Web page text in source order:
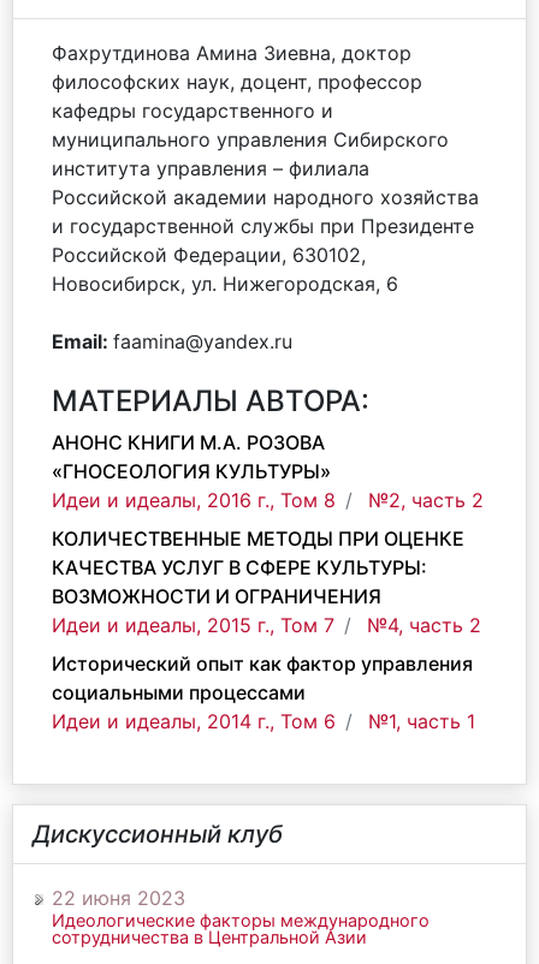
Фахрутдинова Амина Зиевна, доктор
философских наук, доцент, профессор
кафедры государственного и
муниципального управления Сибирского
института управления – филиала
Российской академии народного хозяйства
и государственной службы при Президенте
Российской Федерации, 630102,
Новосибирск, ул. Нижегородская, 6
Email: faamina@yandex.ru
МАТЕРИАЛЫ АВТОРА:
АНОНС КНИГИ М.А. РОЗОВА
«ГНОСЕОЛОГИЯ КУЛЬТУРЫ»
Идеи и идеалы, 2016 г., Том 8
№2, часть 2
КОЛИЧЕСТВЕННЫЕ МЕТОДЫ ПРИ ОЦЕНКЕ
КАЧЕСТВА УСЛУГ В СФЕРЕ КУЛЬТУРЫ:
ВОЗМОЖНОСТИ И ОГРАНИЧЕНИЯ
Идеи и идеалы, 2015 г., Том 7
№4, часть 2
Исторический опыт как фактор управления
социальными процессами
Идеи и идеалы, 2014 г., Том 6
№1, часть 1
Дискуссионный клуб
22 июня 2023
Идеологические факторы международного
сотрудничества в Центральной Азии